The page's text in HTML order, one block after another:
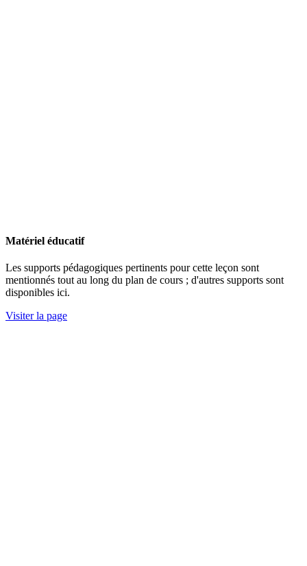
Matériel éducatif
Les supports pédagogiques pertinents pour cette leçon sont
mentionnés tout au long du plan de cours ; d'autres supports sont
disponibles ici.
Visiter la page